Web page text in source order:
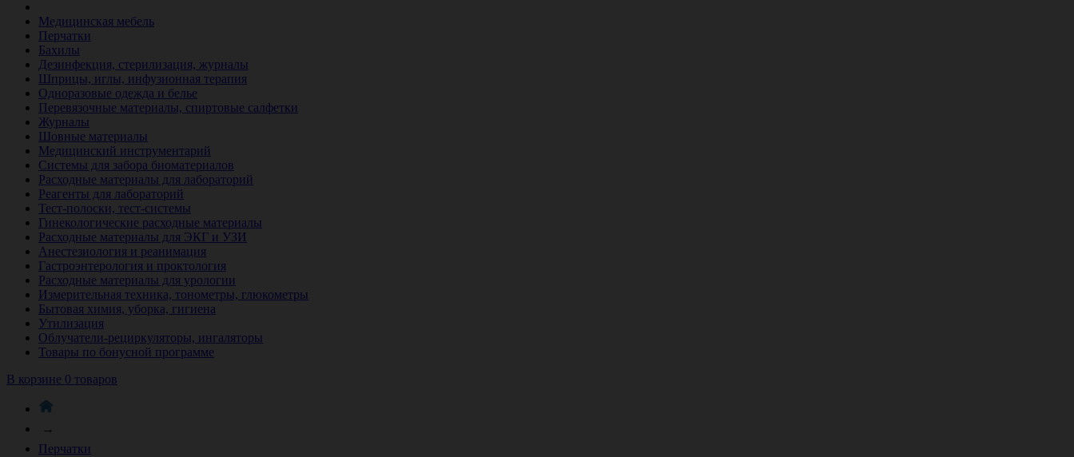
Медицинская мебель
Перчатки
Бахилы
Дезинфекция, стерилизация, журналы
Шприцы, иглы, инфузионная терапия
Одноразовые одежда и белье
Перевязочные материалы, спиртовые салфетки
Журналы
Шовные материалы
Медицинский инструментарий
Системы для забора биоматериалов
Расходные материалы для лабораторий
Реагенты для лабораторий
Тест-полоски, тест-системы
Гинекологические расходные материалы
Расходные материалы для ЭКГ и УЗИ
Анестезиология и реанимация
Гастроэнтерология и проктология
Расходные материалы для урологии
Измерительная техника, тонометры, глюкометры
Бытовая химия, уборка, гигиена
Утилизация
Облучатели-рециркуляторы, ингаляторы
Товары по бонусной программе
В корзине 0 товаров
→
Перчатки